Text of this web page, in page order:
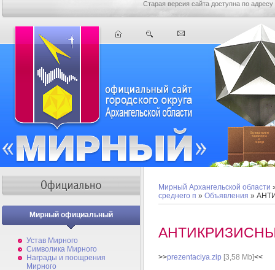
Старая версия сайта доступна по адресу
Мирный официальный
Устав Мирного
Символика Мирного
Награды и поощрения
Мирного
Мирный Архангельской области
среднего п » Объявления »
>>prezentaciya.zip [3,58 Mb]<<